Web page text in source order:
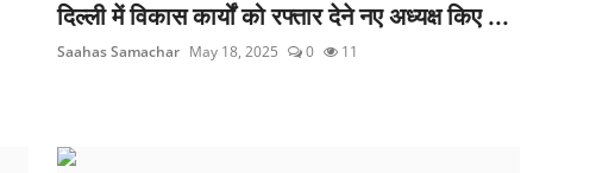
दिल्ली में विकास कार्यों को रफ्तार देने नए अध्यक्ष किए ...
Saahas Samachar May 18, 2025 0 11